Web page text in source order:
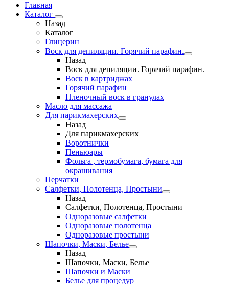
Главная
Каталог
Назад
Каталог
Глицерин
Воск для депиляции. Горячий парафин.
Назад
Воск для депиляции. Горячий парафин.
Воск в картриджах
Горячий парафин
Пленочный воск в гранулах
Масло для массажа
Для парикмахерских
Назад
Для парикмахерских
Воротнички
Пеньюары
Фольга , термобумага, бумага для
окрашивания
Перчатки
Салфетки, Полотенца, Простыни
Назад
Салфетки, Полотенца, Простыни
Одноразовые салфетки
Одноразовые полотенца
Одноразовые простыни
Шапочки, Маски, Белье
Назад
Шапочки, Маски, Белье
Шапочки и Маски
Белье для процедур